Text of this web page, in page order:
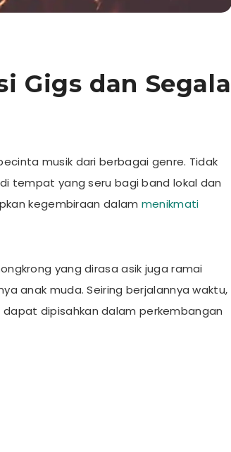
Gigs dan Segala
musik dari berbagai genre. Tidak
tempat yang seru bagi band lokal dan
kegembiraan dalam menikmati
yang dirasa asik juga ramai
anak muda. Seiring berjalannya waktu,
dipisahkan dalam perkembangan